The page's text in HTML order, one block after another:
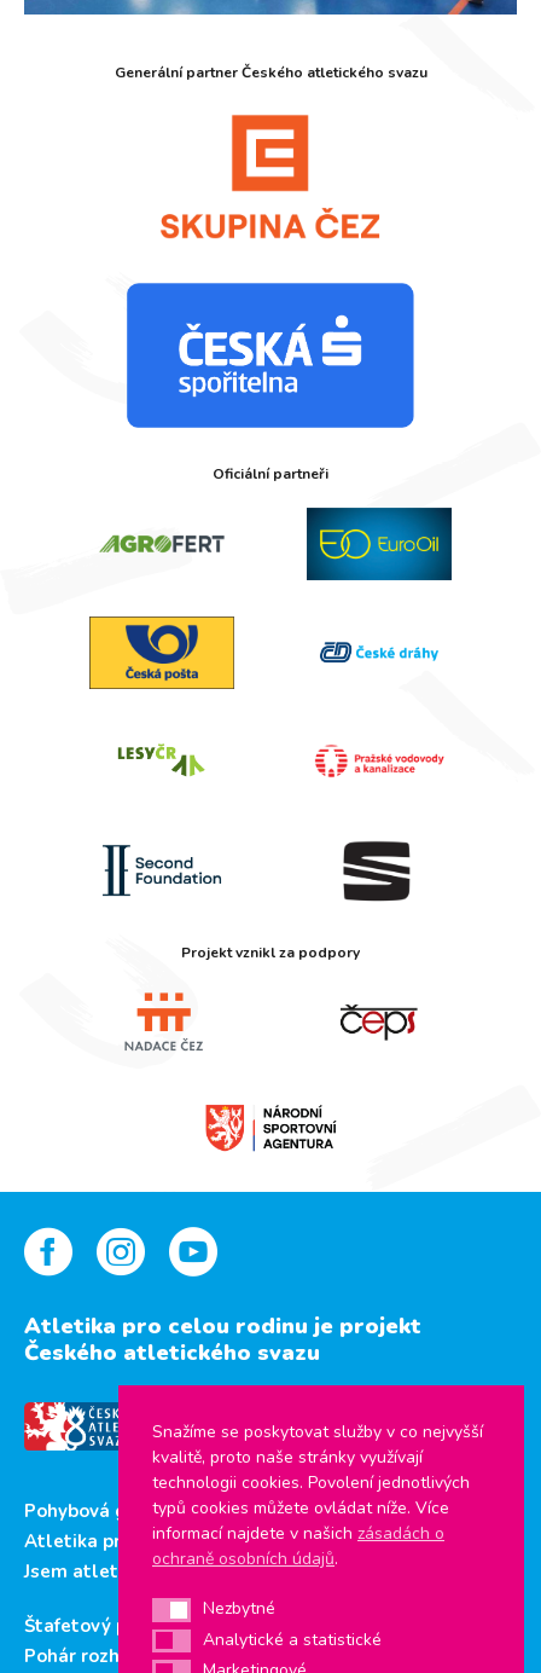
Generální partner Českého atletického svazu
Oficiální partneři
Projekt vznikl za podpory
Atletika pro celou rodinu je projekt
Českého atletického svazu
Pohybová gramotnost
Atletika pro děti
Jsem atlet
Štafetový pohár
Pohár rozhlasu
Snažíme se poskytovat služby v co nejvyšší
kvalitě, proto naše stránky využívají
technologii cookies. Povolení jednotlivých
typů cookies můžete ovládat níže. Více
informací najdete v našich zásadách o
ochraně osobních údajů.
NezbytnéNezbytné
Analytické a statistické
Analytické a statistické